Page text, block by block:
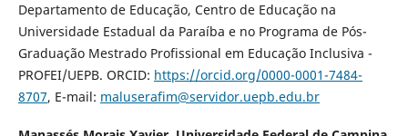
Departamento de Educação, Centro de Educação na
Universidade Estadual da Paraíba e no Programa de Pós-
Graduação Mestrado Profissional em Educação Inclusiva -
PROFEI/UEPB. ORCID: https://orcid.org/0000-0001-7484-
8707, E-mail: maluserafim@servidor.uepb.edu.br